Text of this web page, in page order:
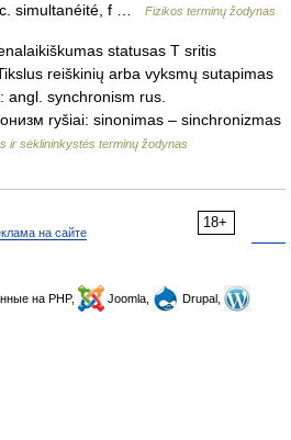
simultanéité, f …
Fizikos terminų žodynas
statusas T sritis
reiškinių arba vyksmų sutapimas
angl. synchronism rus.
ryšiai: sinonimas – sinchronizmas
ir sėklininkystės terminų žodynas
18+
на сайте
на PHP, Joomla,
Drupal,